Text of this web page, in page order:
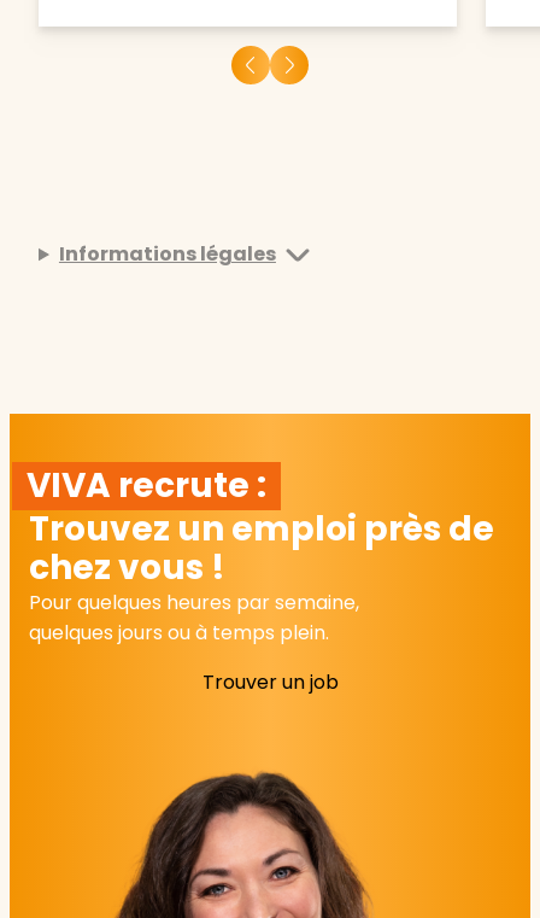
Informations légales
VIVA recrute :
Trouvez un emploi près de
chez vous !
Pour quelques heures par semaine,
quelques jours ou à temps plein.
Trouver un job